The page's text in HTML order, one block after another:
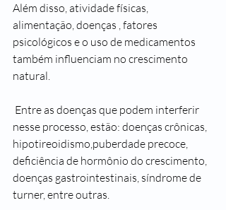
Além disso, atividade físicas,
alimentação, doenças , fatores
psicológicos e o uso de medicamentos
também influenciam no crescimento
natural.
nesse processo, estão: doenças crônicas,
hipotireoidismo,puberdade precoce,
deficiência de hormônio do crescimento,
doenças gastrointestinais, síndrome de
turner, entre outras.